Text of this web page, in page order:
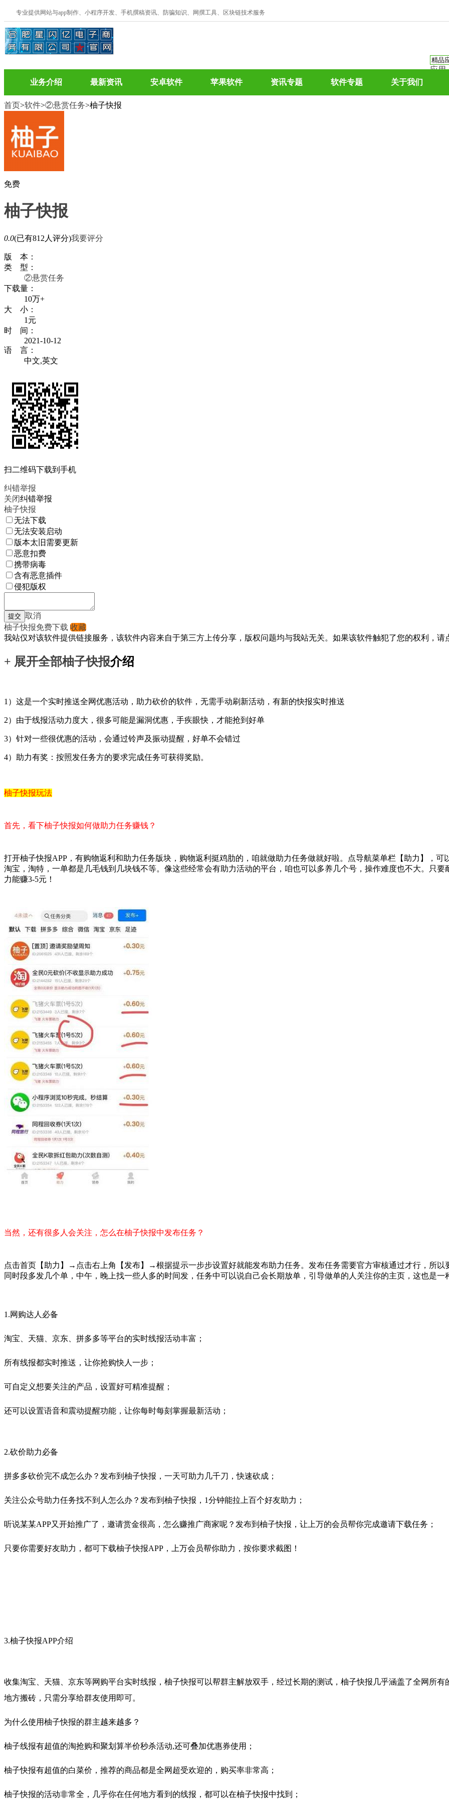
专业提供网站与app制作、小程序开发、手机撰稿资讯、防骗知识、网撰工具、区块链技术服务
应用
业务介绍 最新资讯 安卓软件 苹果软件 资讯专题 软件专题 关于我们
首页>软件>②悬赏任务>柚子快报
免费
柚子快报
0.0(已有812人评分)我要评分
版 本：
类 型：
②悬赏任务
下载量：
10万+
大 小：
1元
时 间：
2021-10-12
语 言：
中文,英文
扫二维码下载到手机
纠错举报
关闭纠错举报
柚子快报
无法下载
无法安装启动
版本太旧需要更新
恶意扣费
携带病毒
含有恶意插件
侵犯版权
取消
柚子快报免费下载 收藏
我站仅对该软件提供链接服务，该软件内容来自于第三方上传分享，版权问题均与我站无关。如果该软件触犯了您的权利，请
+ 展开全部柚子快报介绍
1）这是一个实时推送全网优惠活动，助力砍价的软件，无需手动刷新活动，有新的快报实时推送
2）由于线报活动力度大，很多可能是漏洞优惠，手疾眼快，才能抢到好单
3）针对一些很优惠的活动，会通过铃声及振动提醒，好单不会错过
4）助力有奖：按照发任务方的要求完成任务可获得奖励。
柚子快报玩法
首先，看下柚子快报如何做助力任务赚钱？
打开柚子快报APP，有购物返利和助力任务版块，购物返利挺鸡肋的，咱就做助力任务做就好啦。点导航菜单栏【助力】，可
淘宝，淘特，一单都是几毛钱到几块钱不等。像这些经常会有助力活动的平台，咱也可以多养几个号，操作难度也不大。只
力能赚3-5元！
当然，还有很多人会关注，怎么在柚子快报中发布任务？
点击首页【助力】→点击右上角【发布】→根据提示一步步设置好就能发布助力任务。发布任务需要官方审核通过才行，所
同时段多发几个单，中午，晚上找一些人多的时间发，任务中可以说自己会长期放单，引导做单的人关注你的主页，这也是一
1.网购达人必备
淘宝、天猫、京东、拼多多等平台的实时线报活动丰富；
所有线报都实时推送，让你抢购快人一步；
可自定义想要关注的产品，设置好可精准提醒；
还可以设置语音和震动提醒功能，让你每时每刻掌握最新活动；
2.砍价助力必备
拼多多砍价完不成怎么办？发布到柚子快报，一天可助力几千刀，快速砍成；
关注公众号助力任务找不到人怎么办？发布到柚子快报，1分钟能拉上百个好友助力；
听说某某APP又开始推广了，邀请赏金很高，怎么赚推广商家呢？发布到柚子快报，让上万的会员帮你完成邀请下载任务；
只要你需要好友助力，都可下载柚子快报APP，上万会员帮你助力，按你要求截图！
3.柚子快报APP介绍
收集淘宝、天猫、京东等网购平台实时线报，柚子快报可以帮群主解放双手，经过长期的测试，柚子快报几乎涵盖了全网所
地方搬砖，只需分享给群友使用即可。
为什么使用柚子快报的群主越来越多？
柚子线报有超值的淘抢购和聚划算半价秒杀活动,还可叠加优惠券使用；
柚子快报有超值的白菜价，推荐的商品都是全网超受欢迎的，购买率非常高；
柚子快报的活动非常全，几乎你在任何地方看到的线报，都可以在柚子快报中找到；